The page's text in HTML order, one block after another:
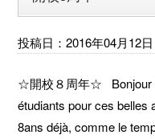
投稿日：2016年04月12日
☆開校８周年☆ Bonjour
étudiants pour ces belles
8ans déjà, comme le